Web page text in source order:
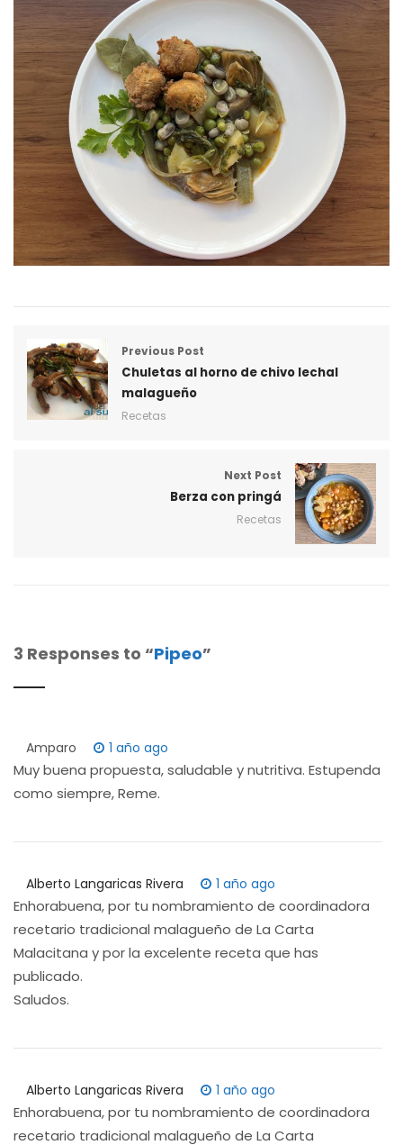
Previous Post
Chuletas al horno de chivo lechal
malagueño
Recetas
Next Post
Berza con pringá
Recetas
3 Responses to “Pipeo”
Amparo 1 año ago
Muy buena propuesta, saludable y nutritiva. Estupenda
como siempre, Reme.
Alberto Langaricas Rivera 1 año ago
Enhorabuena, por tu nombramiento de coordinadora
recetario tradicional malagueño de La Carta
Malacitana y por la excelente receta que has
publicado.
Saludos.
Alberto Langaricas Rivera 1 año ago
Enhorabuena, por tu nombramiento de coordinadora
recetario tradicional malagueño de La Carta